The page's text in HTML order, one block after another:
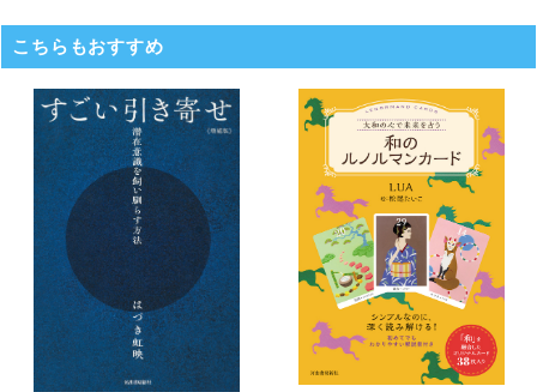
こちらもおすすめ